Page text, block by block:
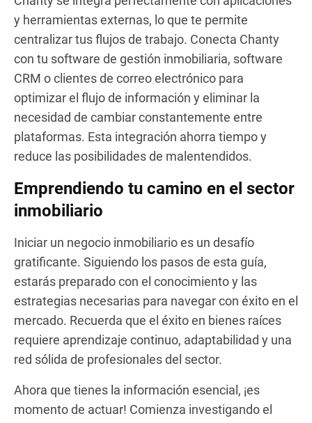
y herramientas externas, lo que te permite
centralizar tus flujos de trabajo. Conecta Chanty
con tu software de gestión inmobiliaria, software
CRM o clientes de correo electrónico para
optimizar el flujo de información y eliminar la
necesidad de cambiar constantemente entre
plataformas. Esta integración ahorra tiempo y
reduce las posibilidades de malentendidos.
Emprendiendo tu camino en el sector
inmobiliario
Iniciar un negocio inmobiliario es un desafío
gratificante. Siguiendo los pasos de esta guía,
estarás preparado con el conocimiento y las
estrategias necesarias para navegar con éxito en el
mercado. Recuerda que el éxito en bienes raíces
requiere aprendizaje continuo, adaptabilidad y una
red sólida de profesionales del sector.
Ahora que tienes la información esencial, ¡es
momento de actuar! Comienza investigando el